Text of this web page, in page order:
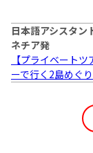
日本語アシスタン
ネチア発
【プライベート
ーで行く2島めぐり